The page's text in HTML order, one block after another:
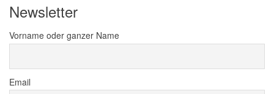
Newsletter
Vorname oder ganzer Name
Email